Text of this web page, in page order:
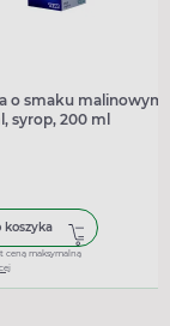
o smaku malinowym,
syrop, 200 ml
koszyka
ceną maksymalną